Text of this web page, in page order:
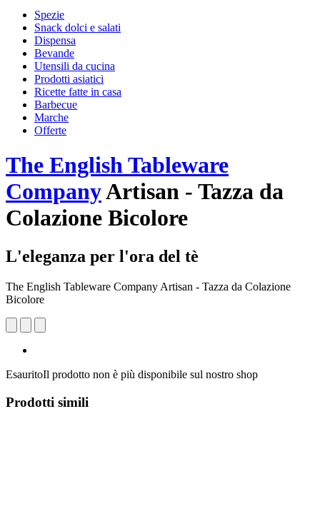
Spezie
Snack dolci e salati
Dispensa
Bevande
Utensili da cucina
Prodotti asiatici
Ricette fatte in casa
Barbecue
Marche
Offerte
The English Tableware
CompanyArtisan - Tazza da
Colazione Bicolore
L'eleganza per l'ora del tè
The English Tableware Company Artisan - Tazza da Colazione
Bicolore
EsauritoIl prodotto non è più disponibile sul nostro shop
Prodotti simili